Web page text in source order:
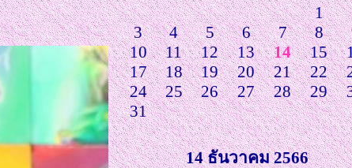
1
3
4 5 6 7 8
10
11 12 13 14 15
17
18 19 20 21 22
24
25 26 27 28 29
31
14 ธันวาคม 2566